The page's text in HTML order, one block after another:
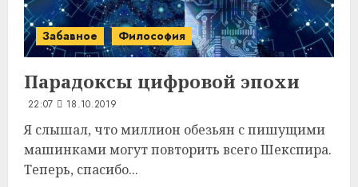
Забавное Философия
Парадоксы цифровой эпохи
22:07 18.10.2019
Я слышал, что миллион обезьян с пишущими
машинками могут повторить всего Шекспира.
Теперь, спасибо...